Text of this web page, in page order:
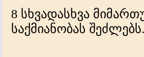
8 სხვადასხვა
საქმიანობას შეძლებს.